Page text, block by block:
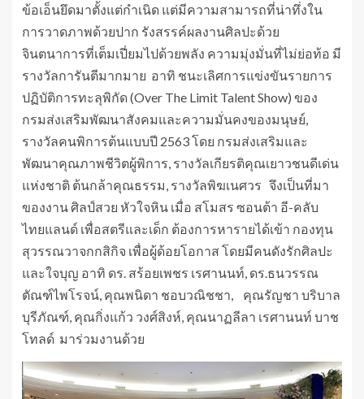
ข้อเอ็นยึดมาตั้งแต่กำเนิด แต่มีความสามารถที่น่าทึ่งใน
การวาดภาพด้วยปาก รังสรรค์ผลงานศิลปะด้วย
จินตนาการที่เต็มเปี่ยมไปด้วยพลัง ความมุ่งมั่นที่ไม่ย่อท้อ มี
รางวัลการันตีมากมาย อาทิ ชนะเลิศการแข่งขันรายการ
ปฏิบัติการทะลุพิกัด (Over The Limit Talent Show) ของ
กรมส่งเสริมพัฒนาสังคมและความมั่นคงของมนุษย์,
รางวัลคนพิการต้นแบบปี 2563 โดย กรมส่งเสริมและ
พัฒนาคุณภาพชีวิตผู้พิการ, รางวัลเกียรติคุณเยาวชนดีเด่น
แห่งชาติ ต้นกล้าคุณธรรม, รางวัลพิฆเนศวร จึงเป็นที่มา
ของงาน ศิลป์สวย หัวใจหิน เมื่อ สโมสร ซอนต้า อี-คลับ
ไทยแลนด์ เพื่อสตรีและเด็ก ต้องการหารายได้เข้า กองทุน
สุวรรณวาจกกสิกิจ เพื่อผู้ด้อยโอกาส โดยมีคนดังรักศิลปะ
และใจบุญ อาทิ ดร. สร้อยเพชร เรศานนท์, ดร.ธนวรรณ
ตัณฑ์ไพโรจน์, คุณพนิดา ชอบวณิชชา, คุณรัญชา บริบาล
บุรีภัณฑ์, คุณกิ่งแก้ว วงศ์สิงห์, คุณนาฏลีลา เรศานนท์ บาช
โทลด์ มาร่วมงานด้วย